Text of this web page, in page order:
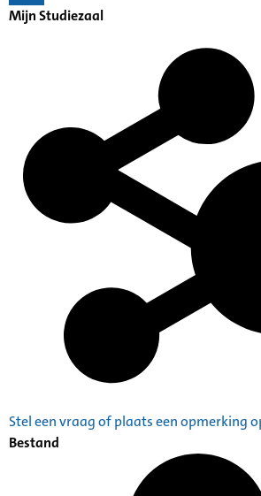
Mijn Studiezaal
Stel een vraag of plaats een opmerking
Bestand